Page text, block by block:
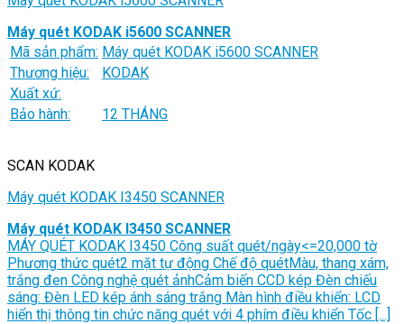
Máy quét KODAK i5600 SCANNER
Mã sản phẩm: Máy quét KODAK i5600 SCANNER
Thương hiệu:
KODAK
Xuất xứ:
Bảo hành:
12 THÁNG
SCAN KODAK
Máy quét KODAK I3450 SCANNER
Máy quét KODAK I3450 SCANNER
MÁY QUÉT KODAK I3450 Công suất quét/ngày<=20,000 tờ
Phương thức quét2 mặt tự động Chế độ quétMàu, thang xám,
trắng đen Công nghệ quét ảnhCảm biến CCD kép Đèn chiếu
sáng: Đèn LED kép ánh sáng trắng Màn hình điều khiển: LCD
hiển thị thông tin chức năng quét với 4 phím điều khiển Tốc [...]